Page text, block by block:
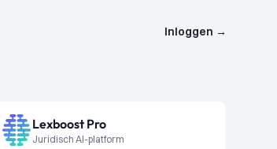
Inloggen →
Lexboost Pro
Juridisch AI-platform